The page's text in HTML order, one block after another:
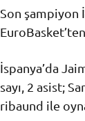
Son şampiyon
İspanya’da
sayı, 2 asist;
ribaund ile